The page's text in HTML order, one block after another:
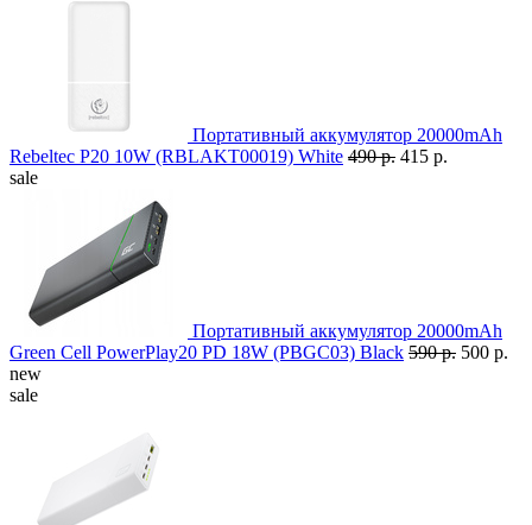
Портативный аккумулятор 20000mAh
Rebeltec P20 10W (RBLAKT00019) White 490 р. 415 р.
sale
Портативный аккумулятор 20000mAh
Green Cell PowerPlay20 PD 18W (PBGC03) Black 590 р. 500 р.
new
sale